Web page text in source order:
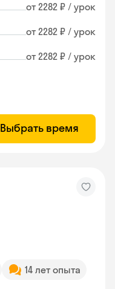
от 2282 ₽ / урок
от 2282 ₽ / урок
от 2282 ₽ / урок
Выбрать время
14 лет опыта